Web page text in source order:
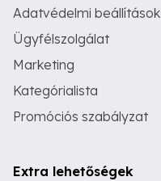
Adatvédelmi beállítások
Ügyfélszolgálat
Marketing
Kategórialista
Promóciós szabályzat
Extra lehetőségek